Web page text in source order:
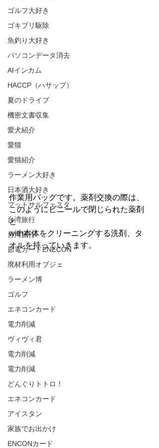
ゴルフ大好き
ゴキブリ駆除
魚釣り大好き
パソコンデータ消去
AIインカム
HACCP（ハサップ）
夏のドライブ
機密文書収集
愛犬紹介
愛猫
愛猫紹介
ラーメン大好き
日本酒大好き
フットサルフェスタ
台湾旅行
台湾旅行
節電カードENECON
廃材利用オブジェ
ラーメン博
ゴルフ
エネコンカード
電力削減
ヴィヴィ君
電力削減
電力削減
どんぐりトトロ！
エネコンカード
アイスタン
家族でお出かけ
ENCONカード
作業用バッグです。薬剤交換の際は、
このようにビニールで閉じられた薬剤
と
with本体をクリーニングする洗剤、タ
オルを持っていきます。